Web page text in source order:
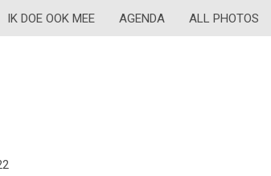
IK DOE OOK MEE AGENDA ALL PHOTOS